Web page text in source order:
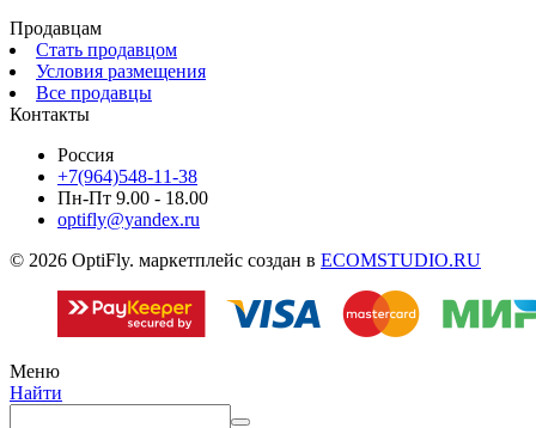
Продавцам
Стать продавцом
Условия размещения
Все продавцы
Контакты
Россия
+7(964)548-11-38
Пн-Пт 9.00 - 18.00
optifly@yandex.ru
© 2026 OptiFly. маркетплейс создан в ECOMSTUDIO.RU
Меню
Найти